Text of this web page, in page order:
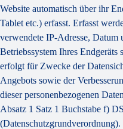
Website automatisch über ihr
Tablet etc.) erfasst. Erfasst
verwendete IP-Adresse,
Betriebssystem Ihres
erfolgt für Zwecke der
Angebots sowie der
dieser personenbezogenen
Absatz 1 Satz 1 Buchstabe f)